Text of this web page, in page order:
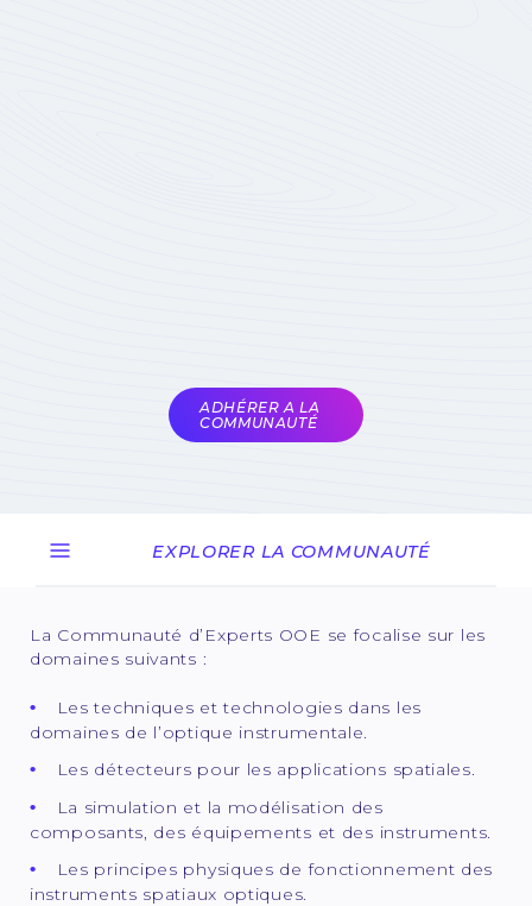
ADHÉRER A LA
COMMUNAUTÉ
EXPLORER LA COMMUNAUTÉ
La Communauté d’Experts OOE se focalise sur les
domaines suivants :
Les techniques et technologies dans les
domaines de l’optique instrumentale.
Les détecteurs pour les applications spatiales.
La simulation et la modélisation des
composants, des équipements et des instruments.
Les principes physiques de fonctionnement des
instruments spatiaux optiques.